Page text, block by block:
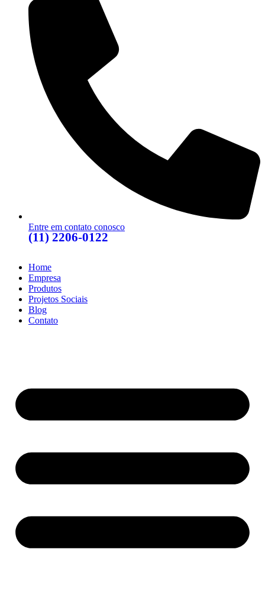
Entre em contato conosco
(11) 2206-0122
Home
Empresa
Produtos
Projetos Sociais
Blog
Contato